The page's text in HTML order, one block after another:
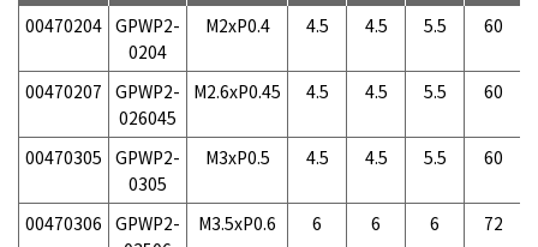
00470204 GPWP2-
0204
M2xP0.4 4.5 4.5 5.5 60
00470207 GPWP2-
026045
M2.6xP0.45 4.5 4.5 5.5 60
00470305 GPWP2-
0305
M3xP0.5 4.5 4.5 5.5 60
00470306 GPWP2-
M3.5xP0.6 6 6 6 72